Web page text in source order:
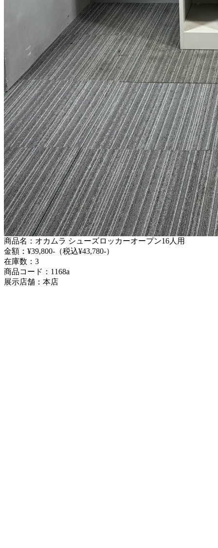
商品名：オカムラ シューズロッカーオープン16人用
金額：¥39,800-（税込¥43,780-）
在庫数：3
商品コード：1168a
展示店舗：本店